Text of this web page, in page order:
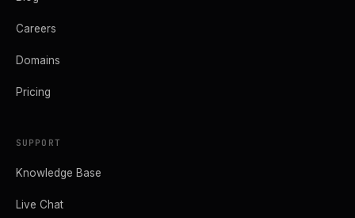
Careers
Domains
Pricing
SUPPORT
Knowledge Base
Live Chat